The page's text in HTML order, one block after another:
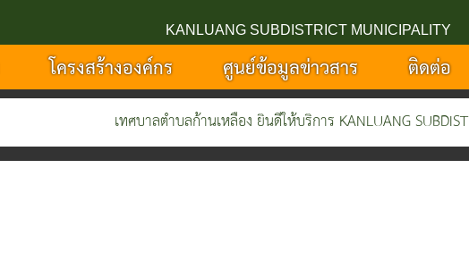
KANLUANG SUBDISTRICT MUNICIPALITY
โครงสร้างองค์กร ศูนย์ข้อมูลข่าวสาร ติดต่อ
เทศบาลตำบลก้านเหลือง ยินดีให้บริการ KANLUANG